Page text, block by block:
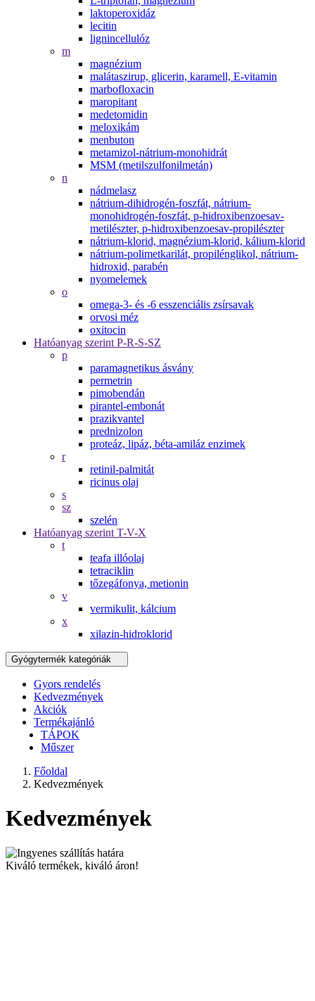
laktoperoxidáz
lecitin
lignincellulóz
m
magnézium
malátaszirup, glicerin, karamell, E-vitamin
marbofloxacin
maropitant
medetomidin
meloxikám
menbuton
metamizol-nátrium-monohidrát
MSM (metilszulfonilmetán)
n
nádmelasz
nátrium-dihidrogén-foszfát, nátrium-
monohidrogén-foszfát, p-hidroxibenzoesav-
metilészter, p-hidroxibenzoesav-propilészter
nátrium-klorid, magnézium-klorid, kálium-klorid
nátrium-polimetkarilát, propilénglikol, nátrium-
hidroxid, parabén
nyomelemek
o
omega-3- és -6 esszenciális zsírsavak
orvosi méz
oxitocin
Hatóanyag szerint P-R-S-SZ
p
paramagnetikus ásvány
permetrin
pimobendán
pirantel-embonát
prazikvantel
prednizolon
proteáz, lipáz, béta-amiláz enzimek
r
retinil-palmitát
ricinus olaj
s
sz
szelén
Hatóanyag szerint T-V-X
t
teafa illóolaj
tetraciklin
tőzegáfonya, metionin
v
vermikulit, kálcium
x
xilazin-hidroklorid
Gyógytermék kategóriák
Gyors rendelés
Kedvezmények
Akciók
Termékajánló
TÁPOK
Műszer
Főoldal
Kedvezmények
Kedvezmények
Kiváló termékek, kiváló áron!